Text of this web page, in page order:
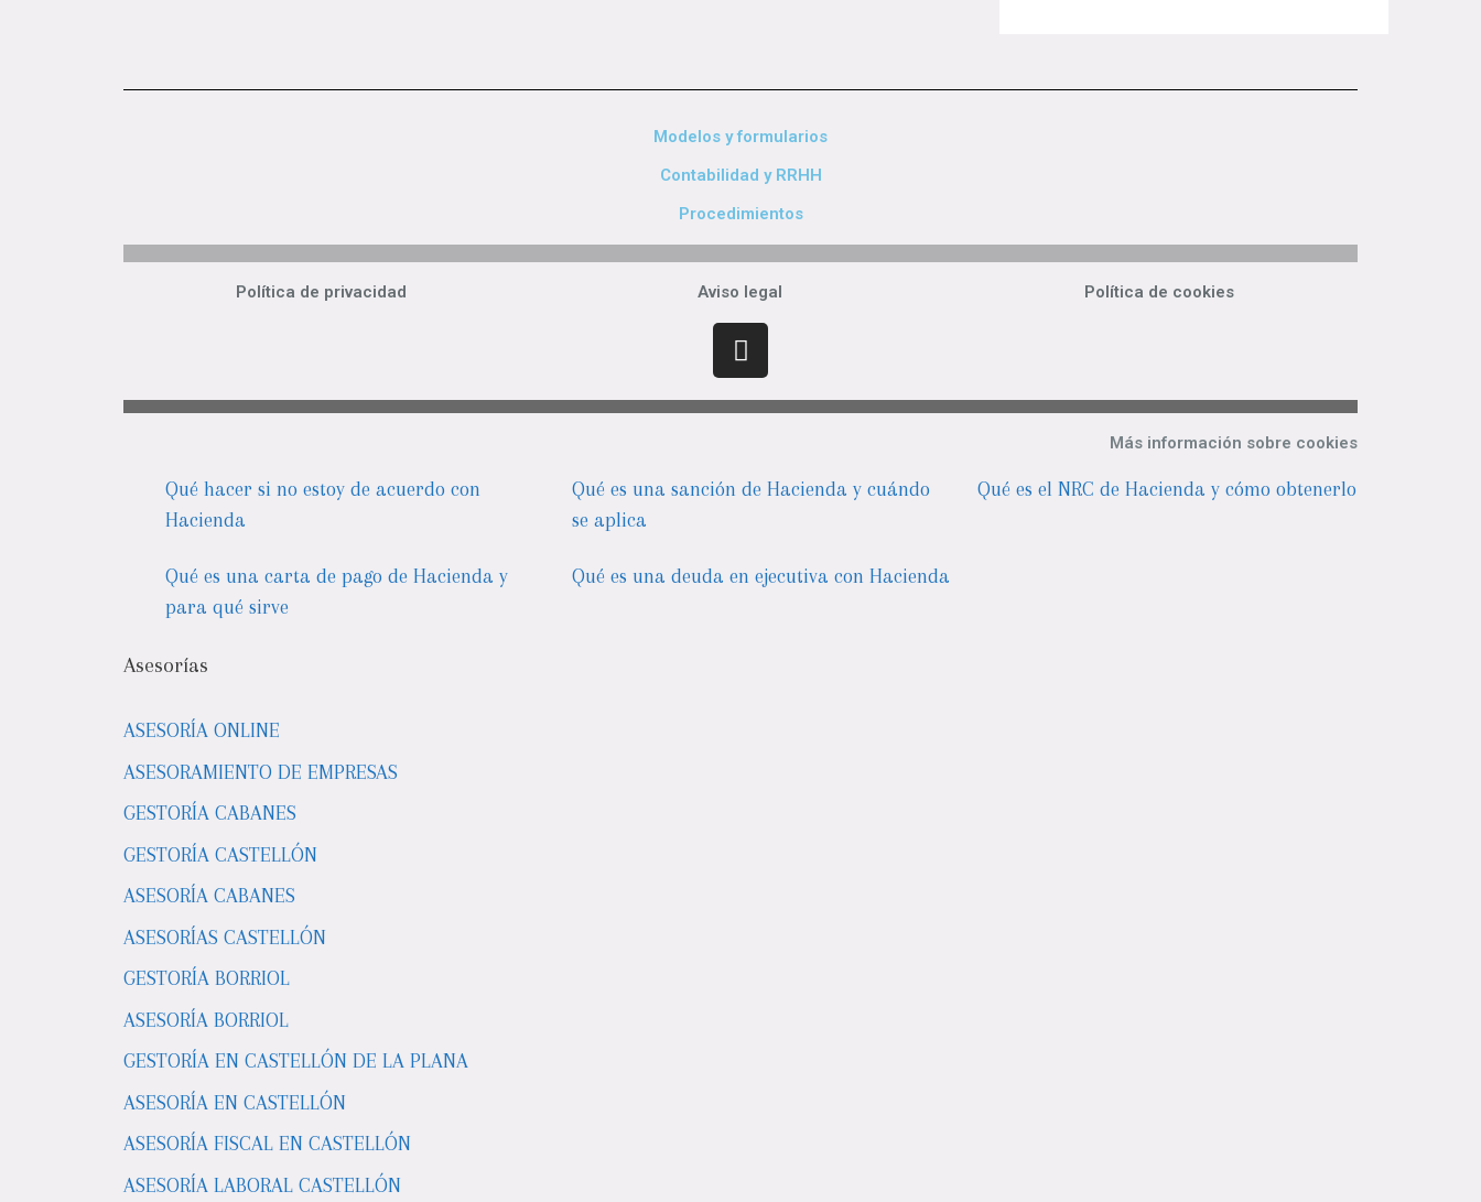
Modelos y formularios
Contabilidad y RRHH
Procedimientos
Política de privacidad Aviso legal Política de cookies
Más información sobre cookies
Qué hacer si no estoy de acuerdo con
Hacienda
Qué es una sanción de Hacienda y cuándo
se aplica
Qué es el NRC de Hacienda y cómo obtenerlo
Qué es una carta de pago de Hacienda y
para qué sirve
Qué es una deuda en ejecutiva con Hacienda
Asesorías
ASESORÍA ONLINE
ASESORAMIENTO DE EMPRESAS
GESTORÍA CABANES
GESTORÍA CASTELLÓN
ASESORÍA CABANES
ASESORÍAS CASTELLÓN
GESTORÍA BORRIOL
ASESORÍA BORRIOL
GESTORÍA EN CASTELLÓN DE LA PLANA
ASESORÍA EN CASTELLÓN
ASESORÍA FISCAL EN CASTELLÓN
ASESORÍA LABORAL CASTELLÓN